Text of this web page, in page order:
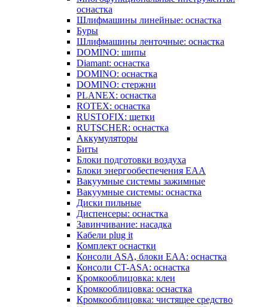
оснастка
Шлифмашины линейные: оснастка
Буры
Шлифмашины ленточные: оснастка
DOMINO: шипы
Diamant: оснастка
DOMINO: оснастка
DOMINO: стержни
PLANEX: оснастка
ROTEX: оснастка
RUSTOFIX: щетки
RUTSCHER: оснастка
Аккумуляторы
Биты
Блоки подготовки воздуха
Блоки энергообеспечения EAA
Вакуумные системы зажимные
Вакуумные системы: оснастка
Диски пильные
Диспенсеры: оснастка
Завинчивание: насадка
Кабели plug it
Комплект оснастки
Консоли ASA, блоки EAA: оснастка
Консоли CT-ASA: оснастка
Кромкооблицовка: клеи
Кромкооблицовка: оснастка
Кромкооблицовка: чистящее средство